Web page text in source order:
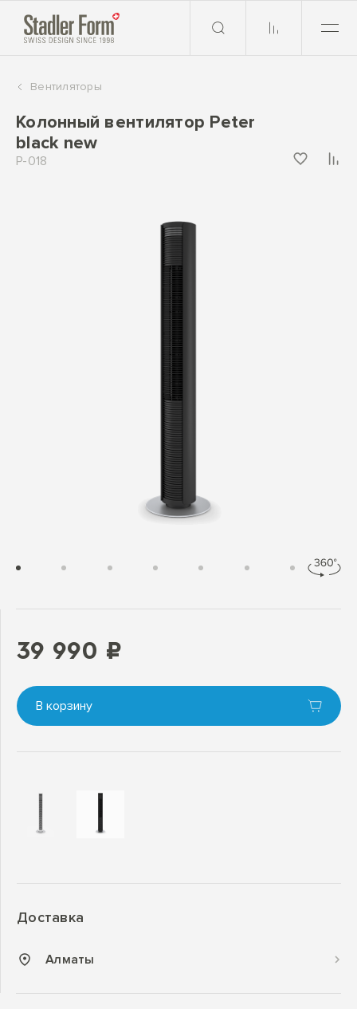
Вентиляторы
Колонный вентилятор Peter
black new
P-018
39 990 ₽
В корзину
Доставка
Алматы